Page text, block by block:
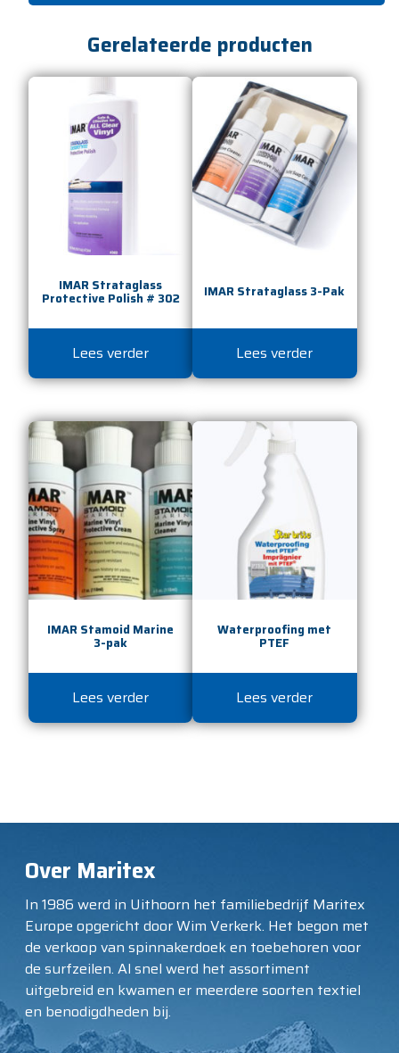
Gerelateerde producten
IMAR Strataglass
Protective Polish # 302
Lees verder
IMAR Strataglass 3-Pak
Lees verder
IMAR Stamoid Marine
3-pak
Lees verder
Waterproofing met
PTEF
Lees verder
Over Maritex
In 1986 werd in Uithoorn het familiebedrijf Maritex
Europe opgericht door Wim Verkerk. Het begon met
de verkoop van spinnakerdoek en toebehoren voor
de surfzeilen. Al snel werd het assortiment
uitgebreid en kwamen er meerdere soorten textiel
en benodigdheden bij.